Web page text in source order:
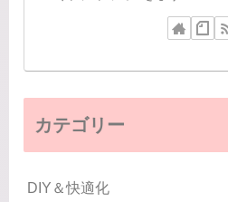
カテゴリー
DIY＆快適化